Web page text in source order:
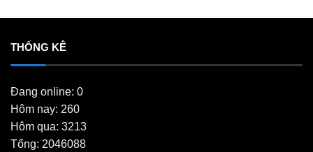
THỐNG KÊ
Đang online: 0
Hôm nay: 260
Hôm qua: 3213
Tổng: 2046088